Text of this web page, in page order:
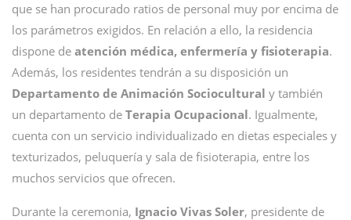
que se han procurado ratios de personal muy por encima de
los parámetros exigidos. En relación a ello, la residencia
dispone de atención médica, enfermería y fisioterapia.
Además, los residentes tendrán a su disposición un
Departamento de Animación Sociocultural y también
un departamento de Terapia Ocupacional. Igualmente,
cuenta con un servicio individualizado en dietas especiales y
texturizados, peluquería y sala de fisioterapia, entre los
muchos servicios que ofrecen.
Durante la ceremonia, Ignacio Vivas Soler, presidente de